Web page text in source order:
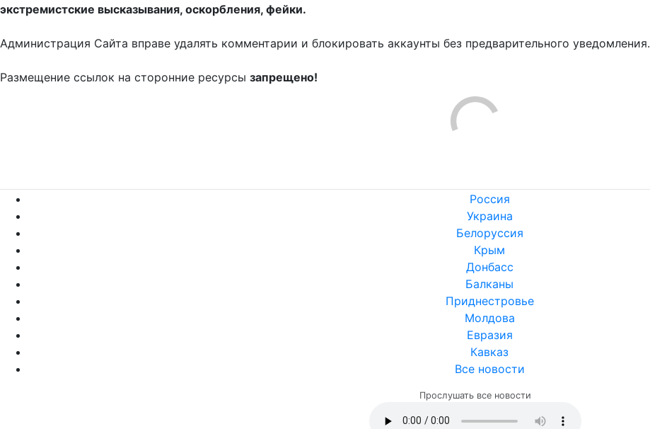
экстремистские высказывания, оскорбления, фейки.
Администрация Сайта вправе удалять комментарии и блокировать аккаунты без предварительного уведомления.
Размещение ссылок на сторонние ресурсы запрещено!
Россия
Украина
Белоруссия
Крым
Донбасс
Балканы
Приднестровье
Молдова
Евразия
Кавказ
Все новости
Прослушать все новости